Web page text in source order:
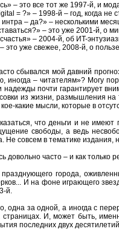
– это все тот же 1997-й, и
= ?» – 1998‑й – год, когда не
– да?» – несколькими
– это уже 2001-й, о
– 2004‑й, об ИT-
уже свежее, 2008-й, о пользе
сбывался мой давний
иногда – читателям»? Могу
надежды почти гарантирует
из жизни, размышления
какие мысли, которые в
что деньги и не
свободы, а ведь
Не совсем в тематике издания,
довольно часто – и как только
города,
И на фоне играющего
й.
одна за одной, а иногда с
страницах. И, может быть,
последних двух